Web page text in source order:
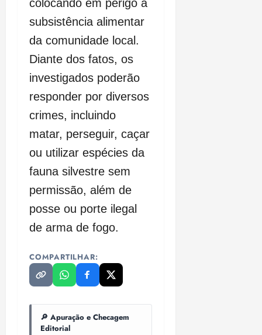
colocando em perigo a
subsistência alimentar
da comunidade local.
Diante dos fatos, os
investigados poderão
responder por diversos
crimes, incluindo
matar, perseguir, caçar
ou utilizar espécies da
fauna silvestre sem
permissão, além de
posse ou porte ilegal
de arma de fogo.
COMPARTILHAR:
🔎 Apuração e Checagem
Editorial